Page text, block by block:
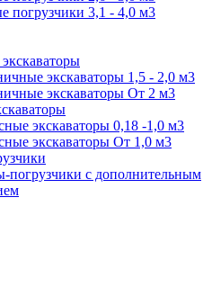
погрузчики 3,1 - 4,0 м3
экскаваторы 1,5 - 2,0 м3
экскаваторы От 2 м3
экскаваторы 0,18 -1,0 м3
экскаваторы От 1,0 м3
погрузчики с дополнительным